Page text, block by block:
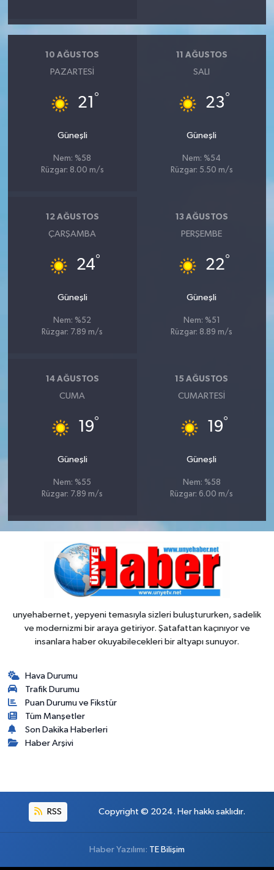
10 AĞUSTOS
PAZARTESI
21 °
Güneşli
Nem: %58
Rüzgar: 8.00 m/s
11 AĞUSTOS
SALI
23°
Güneşli
Nem: %54
Rüzgar: 5.50 m/s
12 AĞUSTOS
ÇARŞAMBA
24°
Güneşli
Nem: %52
Rüzgar: 7.89 m/s
13 AĞUSTOS
PERŞEMBE
22°
Güneşli
Nem: %51
Rüzgar: 8.89 m/s
14 AĞUSTOS
CUMA
19°
Güneşli
Nem: %55
Rüzgar: 7.89 m/s
15 AĞUSTOS
CUMARTESI
19°
Güneşli
Nem: %58
Rüzgar: 6.00 m/s
unyehabernet, yepyeni temasıyla sizleri buluştururken, sadelik
ve modernizmi bir araya getiriyor. Şatafattan kaçınıyor ve
insanlara haber okuyabilecekleri bir altyapı sunuyor.
Hava Durumu
Trafik Durumu
Puan Durumu ve Fikstür
Tüm Manşetler
Son Dakika Haberleri
Haber Arşivi
RSS Copyright © 2024. Her hakkı saklıdır.
Haber Yazılımı: TE Bilişim